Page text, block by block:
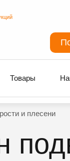
Товары
и плесени